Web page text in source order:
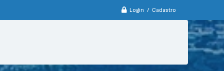
Login / Cadastro